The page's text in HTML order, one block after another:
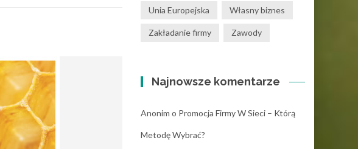
Unia Europejska Własny biznes
Zakładanie firmy Zawody
Najnowsze komentarze
Anonim o Promocja Firmy W Sieci – Którą
Metodę Wybrać?